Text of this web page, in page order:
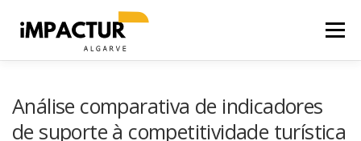
para
conteúdo
Menu
Análise comparativa de indicadores
de suporte à competitividade turística